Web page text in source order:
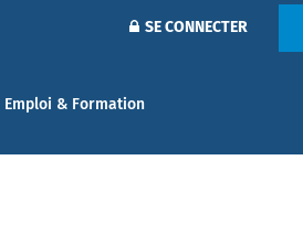
SE CONNECTER
Emploi & Formation